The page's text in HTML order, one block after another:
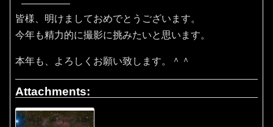
皆様、明けましておめでとうございます。
今年も精力的に撮影に挑みたいと思います。
本年も、よろしくお願い致します。＾＾
Attachments: